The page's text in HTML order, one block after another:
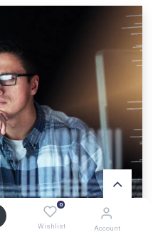
0
Wishlist Account